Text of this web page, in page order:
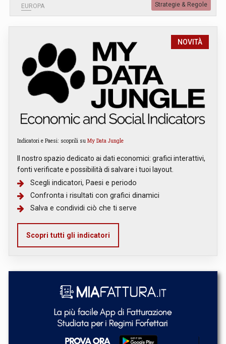
EUROPA Strategie & Regole
NOVITÀ
Indicatori e Paesi: scoprili su My Data Jungle
Il nostro spazio dedicato ai dati economici: grafici interattivi,
fonti verificate e possibilità di salvare i tuoi layout.
Scegli indicatori, Paesi e periodo
Confronta i risultati con grafici dinamici
Salva e condividi ciò che ti serve
Scopri tutti gli indicatori